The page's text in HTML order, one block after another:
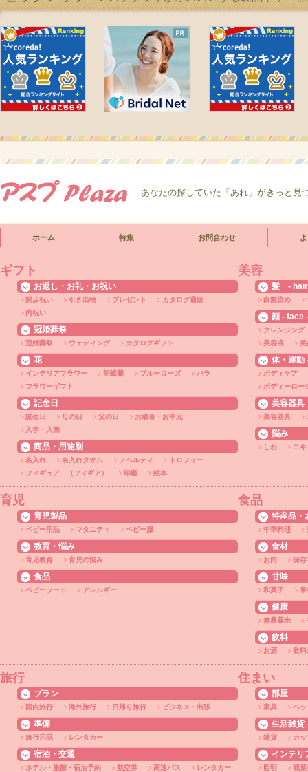
あなたの探していた「あれ」がきっと見
ホーム 特集 お問合わせ
ギフト
お返し・お礼・お祝い
開店祝い 引き出物 プレゼント
カタログ通販
内祝い
冠婚葬祭
冠婚葬祭 ウェディング カタログギフト
花
インテリアフラワー 胡蝶蘭 ブルーローズ
バラ
フラワーギフト
記念日
誕生日 母の日 父の日
お歳暮・お中元
入学・入園
商品・用途別
名入れ 名入れタオル ノベルティ
トロフィー
フィギュア （フィギア）
印鑑 絵本
美容
髪 -
白髪染め
顔 - face -
クレンジング
美容液
美
体・運動
ボディケア
ボディーロー
美容器具
美容器具
悩み
しわ ニ
育児
育児製品
ベビー用品 マタニティ ベビー服
教育・悩み
育児教育 育児の悩み
食品
ベビーフード アレルギー
食品
特産品・
中華料理
食材
お肉 保存
甘味
和菓子 果
健康
無農薬米
飲料
お酒 飲料
旅行
プラン
国内旅行 海外旅行 日帰り旅行 ビジネス・出張
準備
旅行用品 レンタカー
宿泊・交通
ホテル・旅館・宿泊予約 航空券 高速バス レンタカー
住まい
部屋
家具 ベッ
生活雑貨
雑貨 カッ
インテリ
照明 観葉